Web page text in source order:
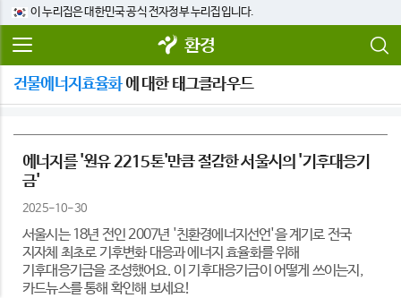
이 누리집은 대한민국 공식 전자정부 누리집입니다.
환경
건물에너지효율화에 대한 태그클라우드
에너지를 '원유 2215톤'만큼 절감한 서울시의 '기후대응기
금'
2025-10-30
서울시는 18년 전인 2007년 '친환경에너지선언'을 계기로 전국
지자체 최초​로 기후변화 대응과 에너지 효율화를 위해
기후대응기금을 조성했어요. 이 기후대응기금이 어떻게 쓰이는지,
카드뉴스를 통해 확인해 보세요!